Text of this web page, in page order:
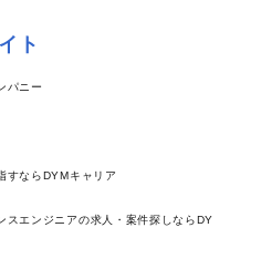
ト
パニー
すならDYMキャリア
スエンジニアの求人・案件探しならDY